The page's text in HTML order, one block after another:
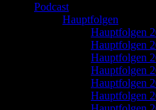
Podcast
Hauptfolgen
Hauptfolgen
Hauptfolgen
Hauptfolgen
Hauptfolgen
Hauptfolgen
Hauptfolgen